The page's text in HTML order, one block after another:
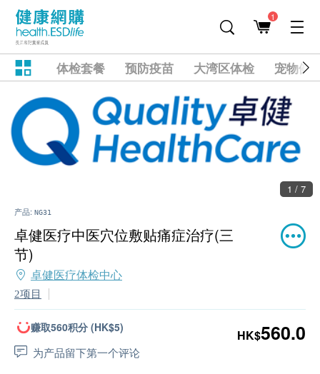
1
体检套餐 预防疫苗 大湾区体检 宠物健
1 / 7
产品: NG31
卓健医疗中医穴位敷贴痛症治疗(三
节)
卓健医疗体检中心
2项目
赚取560积分 (HK$5)
为产品留下第一个评论
HK$560.0